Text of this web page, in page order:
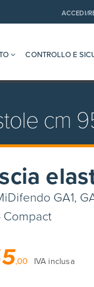
ACCEDI/
CONTROLLO E
cm
GA1,
Compact
,00 IVA inclusa